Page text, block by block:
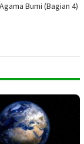
Agama Bumi (Bagian 4)